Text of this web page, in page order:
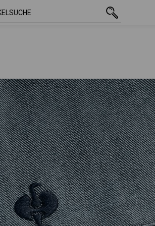
mediumwashed € 15,61